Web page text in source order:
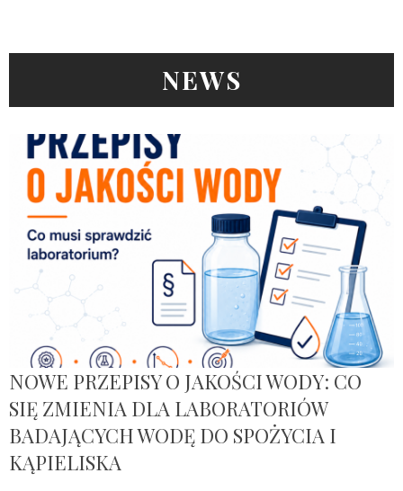
NEWS
NOWE PRZEPISY O JAKOŚCI WODY: CO
SIĘ ZMIENIA DLA LABORATORIÓW
BADAJĄCYCH WODĘ DO SPOŻYCIA I
KĄPIELISKA